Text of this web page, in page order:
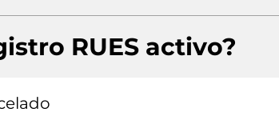
RUES activo?